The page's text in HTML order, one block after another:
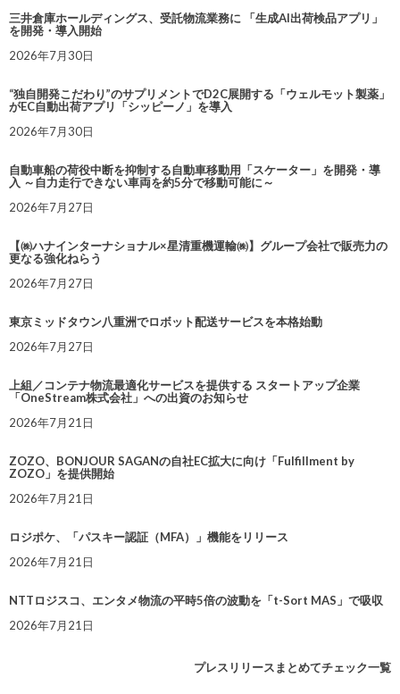
三井倉庫ホールディングス、受託物流業務に 「生成AI出荷検品アプリ」
を開発・導入開始
2026年7月30日
“独自開発こだわり”のサプリメントでD2C展開する「ウェルモット製薬」
がEC自動出荷アプリ「シッピーノ」を導入
2026年7月30日
自動車船の荷役中断を抑制する自動車移動用「スケーター」を開発・導
入 ～自力走行できない車両を約5分で移動可能に～
2026年7月27日
【㈱ハナインターナショナル×星清重機運輸㈱】グループ会社で販売力の
更なる強化ねらう
2026年7月27日
東京ミッドタウン八重洲でロボット配送サービスを本格始動
2026年7月27日
上組／コンテナ物流最適化サービスを提供する スタートアップ企業
「OneStream株式会社」への出資のお知らせ
2026年7月21日
ZOZO、BONJOUR SAGANの自社EC拡大に向け「Fulfillment by
ZOZO」を提供開始
2026年7月21日
ロジポケ、「パスキー認証（MFA）」機能をリリース
2026年7月21日
NTTロジスコ、エンタメ物流の平時5倍の波動を「t-Sort MAS」で吸収
2026年7月21日
プレスリリースまとめてチェック一覧